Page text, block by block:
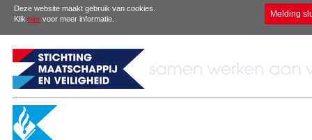
Deze website maakt gebruik van cookies.
Klik hier voor meer informatie. Melding